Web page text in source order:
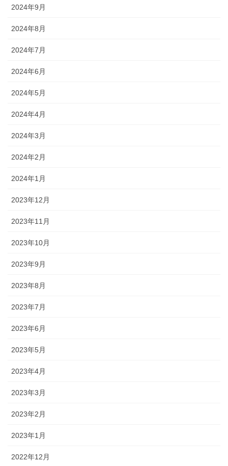
2024年9月
2024年8月
2024年7月
2024年6月
2024年5月
2024年4月
2024年3月
2024年2月
2024年1月
2023年12月
2023年11月
2023年10月
2023年9月
2023年8月
2023年7月
2023年6月
2023年5月
2023年4月
2023年3月
2023年2月
2023年1月
2022年12月